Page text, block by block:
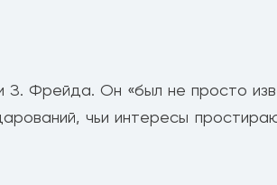
Фрейда. Он «был не просто
чьи интересы